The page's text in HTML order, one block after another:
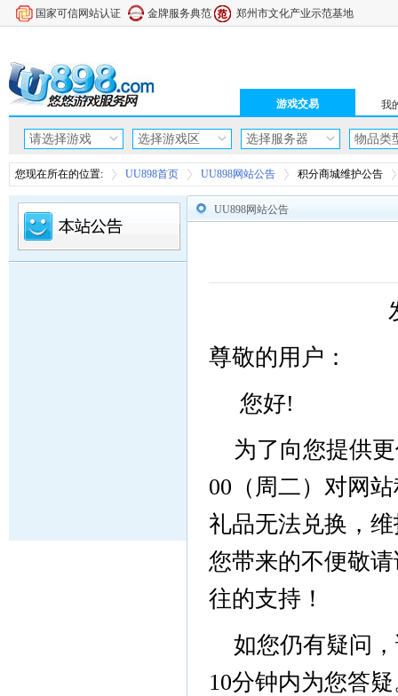
国家可信网站认证 金牌服务典范 郑州市文化产业示范基地
游戏交易 我
请选择游戏 选择游戏区 选择服务器 物品类
您现在所在的位置: UU898首页 UU898网站公告 积分商城维护公告
UU898网站公告
尊敬的用户：
您好!
为了向您提供
00（周二）对网
礼品无法兑换，
您带来的不便敬
往的支持！
如您仍有疑问
10分钟内为您答